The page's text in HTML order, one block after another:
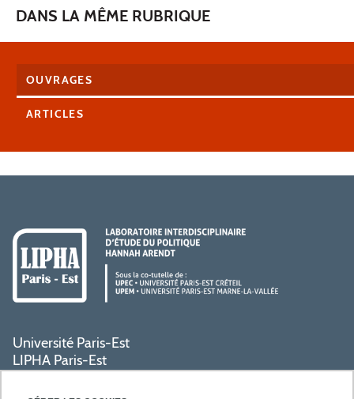
DANS LA MÊME RUBRIQUE
OUVRAGES
ARTICLES
Université Paris-Est
LIPHA Paris-Est
61, avenue du Général de Gaulle